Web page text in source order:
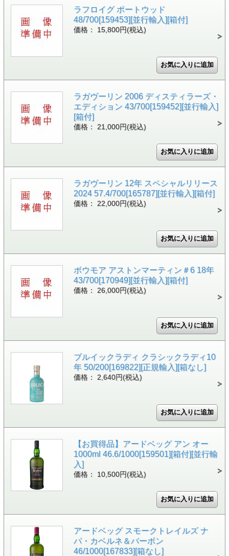
ラフロイグ ポートウッド
48/700[159453][並行輸入][箱付]
価格： 15,800円(税込)
ラガヴーリン 2006 ディスティラーズ・
エディション 43/700[159452][並行輸入]
[箱付]
価格： 21,000円(税込)
ラガヴーリン 12年 スペシャルリリース
2024 57.4/700[165787][並行輸入][箱付]
価格： 22,000円(税込)
ボウモア アストンマーティン＃6 18年
43/700[170949][並行輸入][箱付]
価格： 26,000円(税込)
ブルイックラディ クラシックラディ10
年 50/200[169822][正規輸入][箱なし]
価格： 2,640円(税込)
【お買得品】アードベッグ アン オー
1000ml 46.6/1000[159501][箱付][並行輸
入]
価格： 10,500円(税込)
アードベッグ スモークトレイルズ ナ
パ・カベルネ＆バーボン
46/1000[167833][箱なし]